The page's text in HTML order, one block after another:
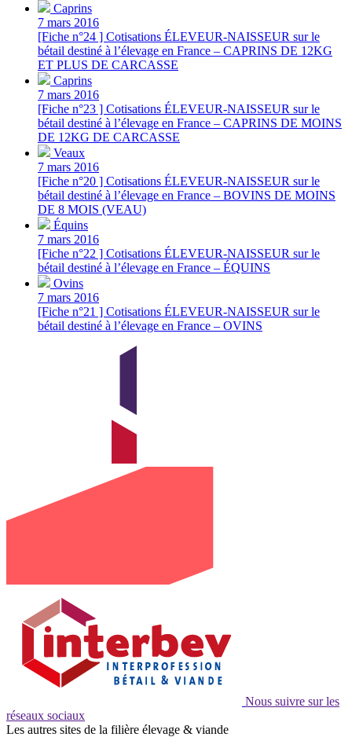
Caprins
7 mars 2016
[Fiche n°24 ] Cotisations ÉLEVEUR-NAISSEUR sur le
bétail destiné à l’élevage en France – CAPRINS DE 12KG
ET PLUS DE CARCASSE
Caprins
7 mars 2016
[Fiche n°23 ] Cotisations ÉLEVEUR-NAISSEUR sur le
bétail destiné à l’élevage en France – CAPRINS DE MOINS
DE 12KG DE CARCASSE
Veaux
7 mars 2016
[Fiche n°20 ] Cotisations ÉLEVEUR-NAISSEUR sur le
bétail destiné à l’élevage en France – BOVINS DE MOINS
DE 8 MOIS (VEAU)
Équins
7 mars 2016
[Fiche n°22 ] Cotisations ÉLEVEUR-NAISSEUR sur le
bétail destiné à l’élevage en France – ÉQUINS
Ovins
7 mars 2016
[Fiche n°21 ] Cotisations ÉLEVEUR-NAISSEUR sur le
bétail destiné à l’élevage en France – OVINS
Nous suivre sur les
réseaux sociaux
Les autres sites de la filière élevage & viande